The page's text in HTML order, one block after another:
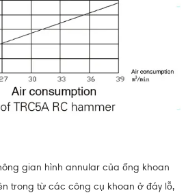
gian hình annular của ống khoan
trong từ các công cụ khoan ở đáy lỗ,